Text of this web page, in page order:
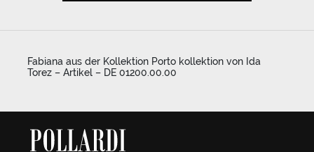
Fabiana aus der Kollektion Porto kollektion von Ida
Torez – Artikel – DE 01200.00.00